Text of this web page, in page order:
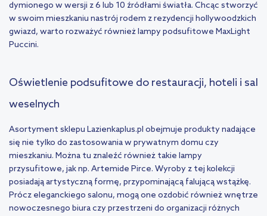
dymionego w wersji z 6 lub 10 źródłami światła. Chcąc stworzyć
w swoim mieszkaniu nastrój rodem z rezydencji hollywoodzkich
gwiazd, warto rozważyć również lampy podsufitowe MaxLight
Puccini.
Oświetlenie podsufitowe do restauracji, hoteli i sal
weselnych
Asortyment sklepu Lazienkaplus.pl obejmuje produkty nadające
się nie tylko do zastosowania w prywatnym domu czy
mieszkaniu. Można tu znaleźć również takie lampy
przysufitowe, jak np. Artemide Pirce. Wyroby z tej kolekcji
posiadają artystyczną formę, przypominającą falującą wstążkę.
Prócz eleganckiego salonu, mogą one ozdobić również wnętrze
nowoczesnego biura czy przestrzeni do organizacji różnych